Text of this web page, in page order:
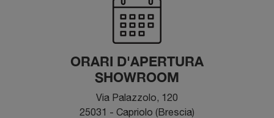
ORARI D'APERTURA
SHOWROOM
Via Palazzolo, 120
25031 - Capriolo (Brescia)